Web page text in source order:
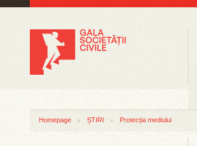
Homepage ȘTIRI Protecția mediului